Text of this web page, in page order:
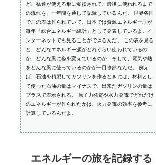
ど、私達が使える形に変換されて、最後に使われるまで
の流れを、一年間を通して記録しているんだ。 世界各国
でこの表は作られていて、日本では資源エネルギー庁が
毎年「総合エネルギー統計」として発表しているよ。イ
ンターネットでも見ることができるんだ。 この表を見る
と、どんなエネルギー源がどれくらい使われているの
か、どんな風に姿を変えているのか、そして、電気や熱
をどんな風に使っているのかが一目瞭然なんだ。 例え
ば、石油を精製してガソリンを作るときには、材料とし
て使った石油の量はマイナスで、出来たガソリンの量は
プラスで表示される。 原子力発電や水力発電でどれだけ
のエネルギーが作られたかは、火力発電の効率を参考に
計算しているんだよ。
エネルギーの旅を記録する